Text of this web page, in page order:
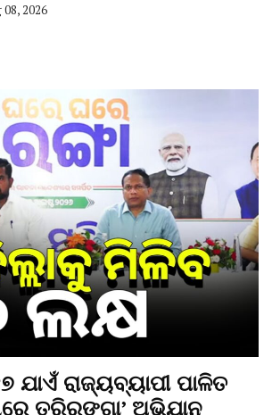
08, 2026
ଯାଏଁ ରାଜ୍ୟବ୍ୟାପୀ ପାଳିତ
ତ୍ରିରଙ୍ଗା’ ଅଭିଯାନ